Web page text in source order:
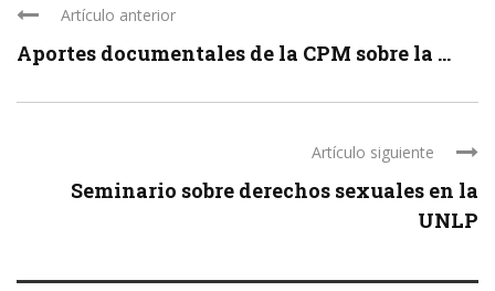
Artículo anterior
Aportes documentales de la CPM sobre la ...
Artículo siguiente
Seminario sobre derechos sexuales en la
UNLP